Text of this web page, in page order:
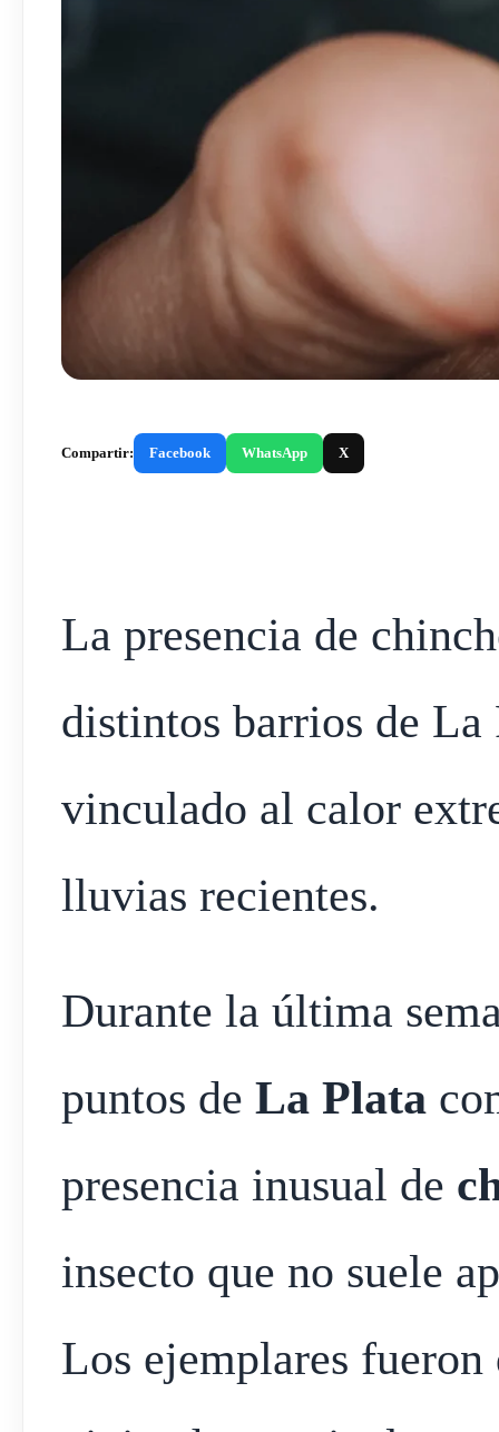
Compartir: Facebook WhatsApp X
La presencia de
distintos barrios de La
vinculado al calor
lluvias recientes.
Durante la última
puntos de La Plata
presencia inusual de
insecto que no suele
Los ejemplares fueron